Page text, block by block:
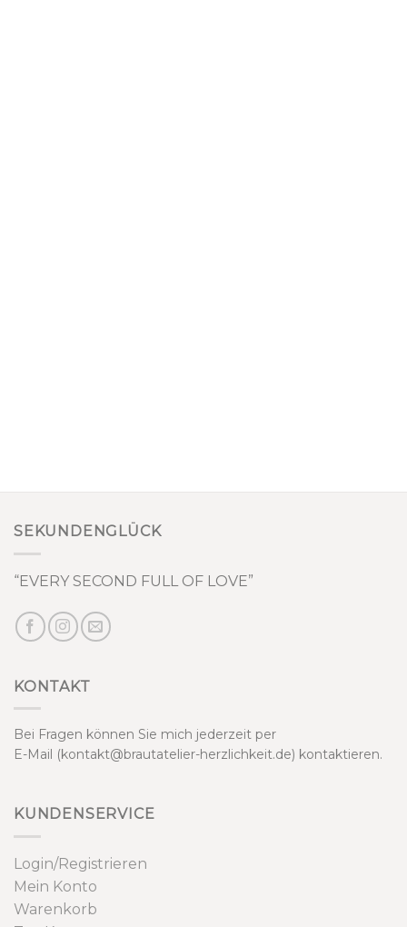
SEKUNDENGLÜCK
“EVERY SECOND FULL OF LOVE”
KONTAKT
Bei Fragen können Sie mich jederzeit per
E-Mail (kontakt@brautatelier-herzlichkeit.de) kontaktieren.
KUNDENSERVICE
Login/Registrieren
Mein Konto
Warenkorb